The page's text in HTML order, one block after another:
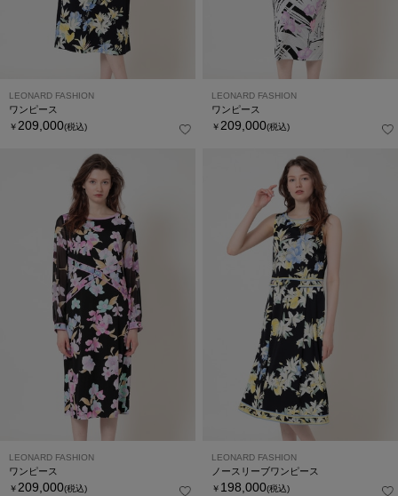
LEONARD FASHION
ワンピース
￥ 209,000(税込)
LEONARD FASHION
ワンピース
￥ 209,000(税込)
LEONARD FASHION
ワンピース
￥ 209,000(税込)
LEONARD FASHION
ノースリーブワンピース
￥ 198,000(税込)